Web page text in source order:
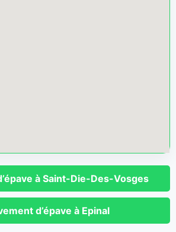
à Saint-Die-Des-Vosges
d’épave à Epinal